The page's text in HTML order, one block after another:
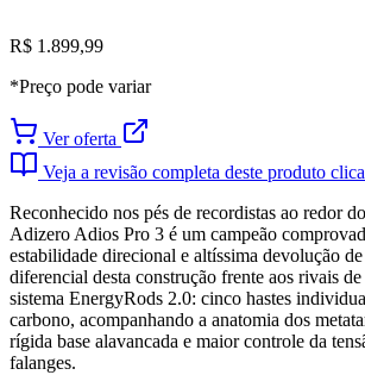
R$ 1.899,99
*Preço pode variar
Ver oferta
Veja a revisão completa deste produto
Reconhecido nos pés de recordistas ao redor
Adizero Adios Pro 3 é um campeão
estabilidade direcional e altíssima devolução
diferencial desta construção frente aos rivais
sistema EnergyRods 2.0: cinco hastes
carbono, acompanhando a anatomia dos
rígida base alavancada e maior controle da
falanges.